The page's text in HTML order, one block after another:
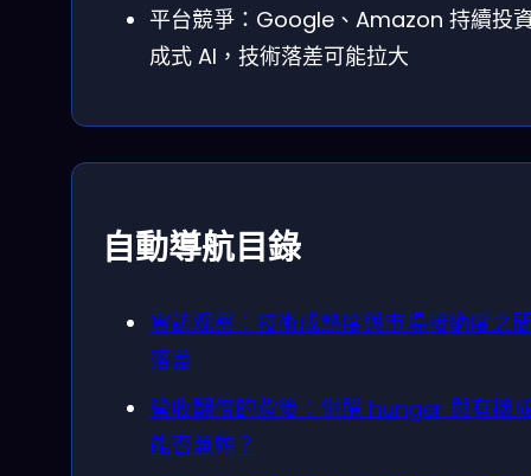
平台競爭：Google、Amazon 持續投
成式 AI，技術落差可能拉大
自動導航目錄
實訪观察：技術成熟度與市場接納度之
落差
營收翻倍的背後：併購 hunger 與有機
能否兼顧？